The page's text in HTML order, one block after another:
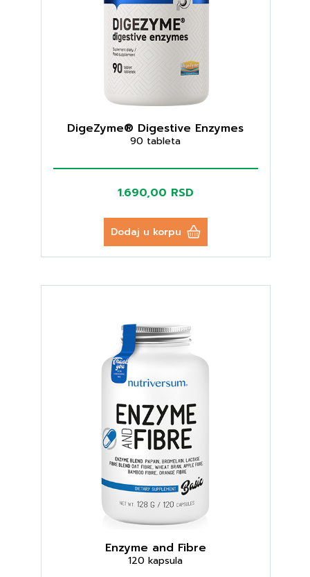
DigeZyme® Digestive Enzymes
90 tableta
1.690,00 RSD
Dodaj u korpu
Enzyme and Fibre
120 kapsula